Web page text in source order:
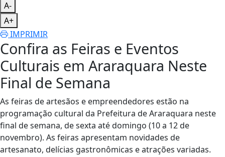
A-
A+
IMPRIMIR
Confira as Feiras e Eventos
Culturais em Araraquara Neste
Final de Semana
As feiras de artesãos e empreendedores estão na
programação cultural da Prefeitura de Araraquara neste
final de semana, de sexta até domingo (10 a 12 de
novembro). As feiras apresentam novidades de
artesanato, delícias gastronômicas e atrações variadas.